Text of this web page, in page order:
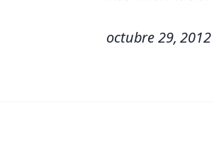
octubre 29, 2012